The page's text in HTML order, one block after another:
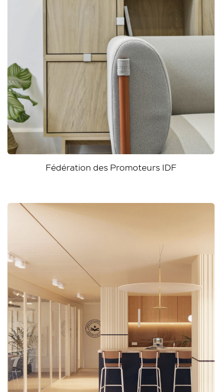
Pax Corporate Finance
Fédération des Promoteurs IDF